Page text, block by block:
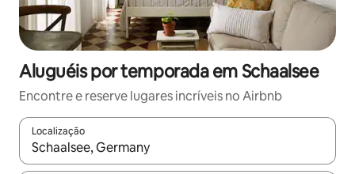
Aluguéis por temporada em Schaalsee
Encontre e reserve lugares incríveis no Airbnb
Localização
Quando os resultados estiverem disponíveis, explore-os